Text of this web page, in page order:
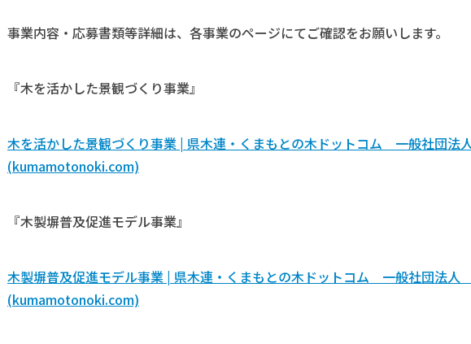
事業内容・応募書類等詳細は、各事業のページにてご確認をお願いします。
『木を活かした景観づくり事業』
木を活かした景観づくり事業 | 県木連・くまもとの木ドットコム 一般社団
(kumamotonoki.com)
『木製塀普及促進モデル事業』
木製塀普及促進モデル事業 | 県木連・くまもとの木ドットコム 一般社団法
(kumamotonoki.com)